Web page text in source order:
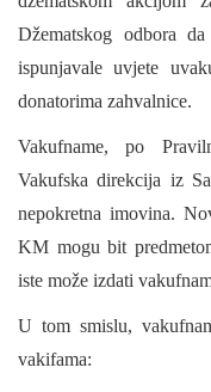
Džematskog odbora
ispunjavale uvjete
donatorima zahvalnice.
Vakufname, po
Vakufska direkcija iz
nepokretna imovina.
KM mogu bit
iste može izdati
U tom smislu,
vakifama: